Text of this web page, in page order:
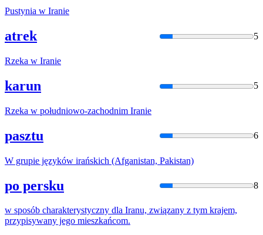
Pustynia w Iranie
atrek 5
Rzeka w Iranie
karun 5
Rzeka w południowo-zachodnim Iranie
pasztu 6
W grupie języków irańskich (Afganistan, Pakistan)
po persku 8
w sposób charakterystyczny dla Iranu, związany z tym krajem,
przypisywany jego mieszkańcom.